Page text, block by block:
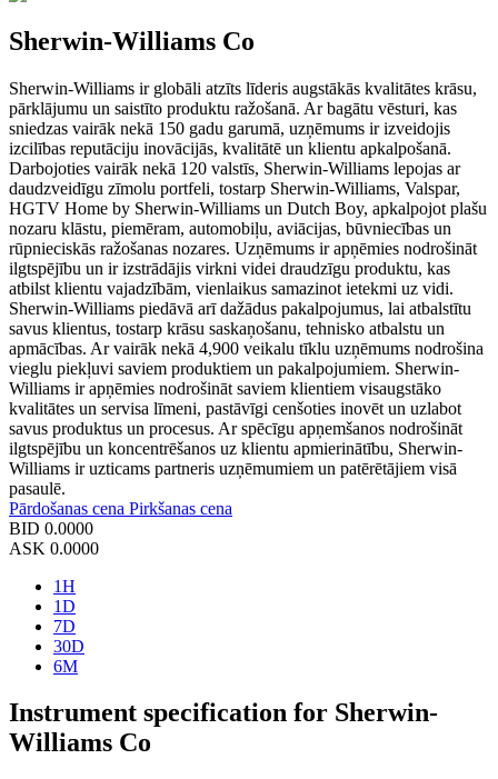
Sherwin-Williams Co
Sherwin-Williams ir globāli atzīts līderis augstākās kvalitātes krāsu,
pārklājumu un saistīto produktu ražošanā. Ar bagātu vēsturi, kas
sniedzas vairāk nekā 150 gadu garumā, uzņēmums ir izveidojis
izcilības reputāciju inovācijās, kvalitātē un klientu apkalpošanā.
Darbojoties vairāk nekā 120 valstīs, Sherwin-Williams lepojas ar
daudzveidīgu zīmolu portfeli, tostarp Sherwin-Williams, Valspar,
HGTV Home by Sherwin-Williams un Dutch Boy, apkalpojot plašu
nozaru klāstu, piemēram, automobiļu, aviācijas, būvniecības un
rūpnieciskās ražošanas nozares. Uzņēmums ir apņēmies nodrošināt
ilgtspējību un ir izstrādājis virkni videi draudzīgu produktu, kas
atbilst klientu vajadzībām, vienlaikus samazinot ietekmi uz vidi.
Sherwin-Williams piedāvā arī dažādus pakalpojumus, lai atbalstītu
savus klientus, tostarp krāsu saskaņošanu, tehnisko atbalstu un
apmācības. Ar vairāk nekā 4,900 veikalu tīklu uzņēmums nodrošina
vieglu piekļuvi saviem produktiem un pakalpojumiem. Sherwin-
Williams ir apņēmies nodrošināt saviem klientiem visaugstāko
kvalitātes un servisa līmeni, pastāvīgi cenšoties inovēt un uzlabot
savus produktus un procesus. Ar spēcīgu apņemšanos nodrošināt
ilgtspējību un koncentrēšanos uz klientu apmierinātību, Sherwin-
Williams ir uzticams partneris uzņēmumiem un patērētājiem visā
pasaulē.
Pārdošanas cena Pirkšanas cena
BID 0.0000
ASK 0.0000
1H
1D
7D
30D
6M
Instrument specification for Sherwin-
Williams Co